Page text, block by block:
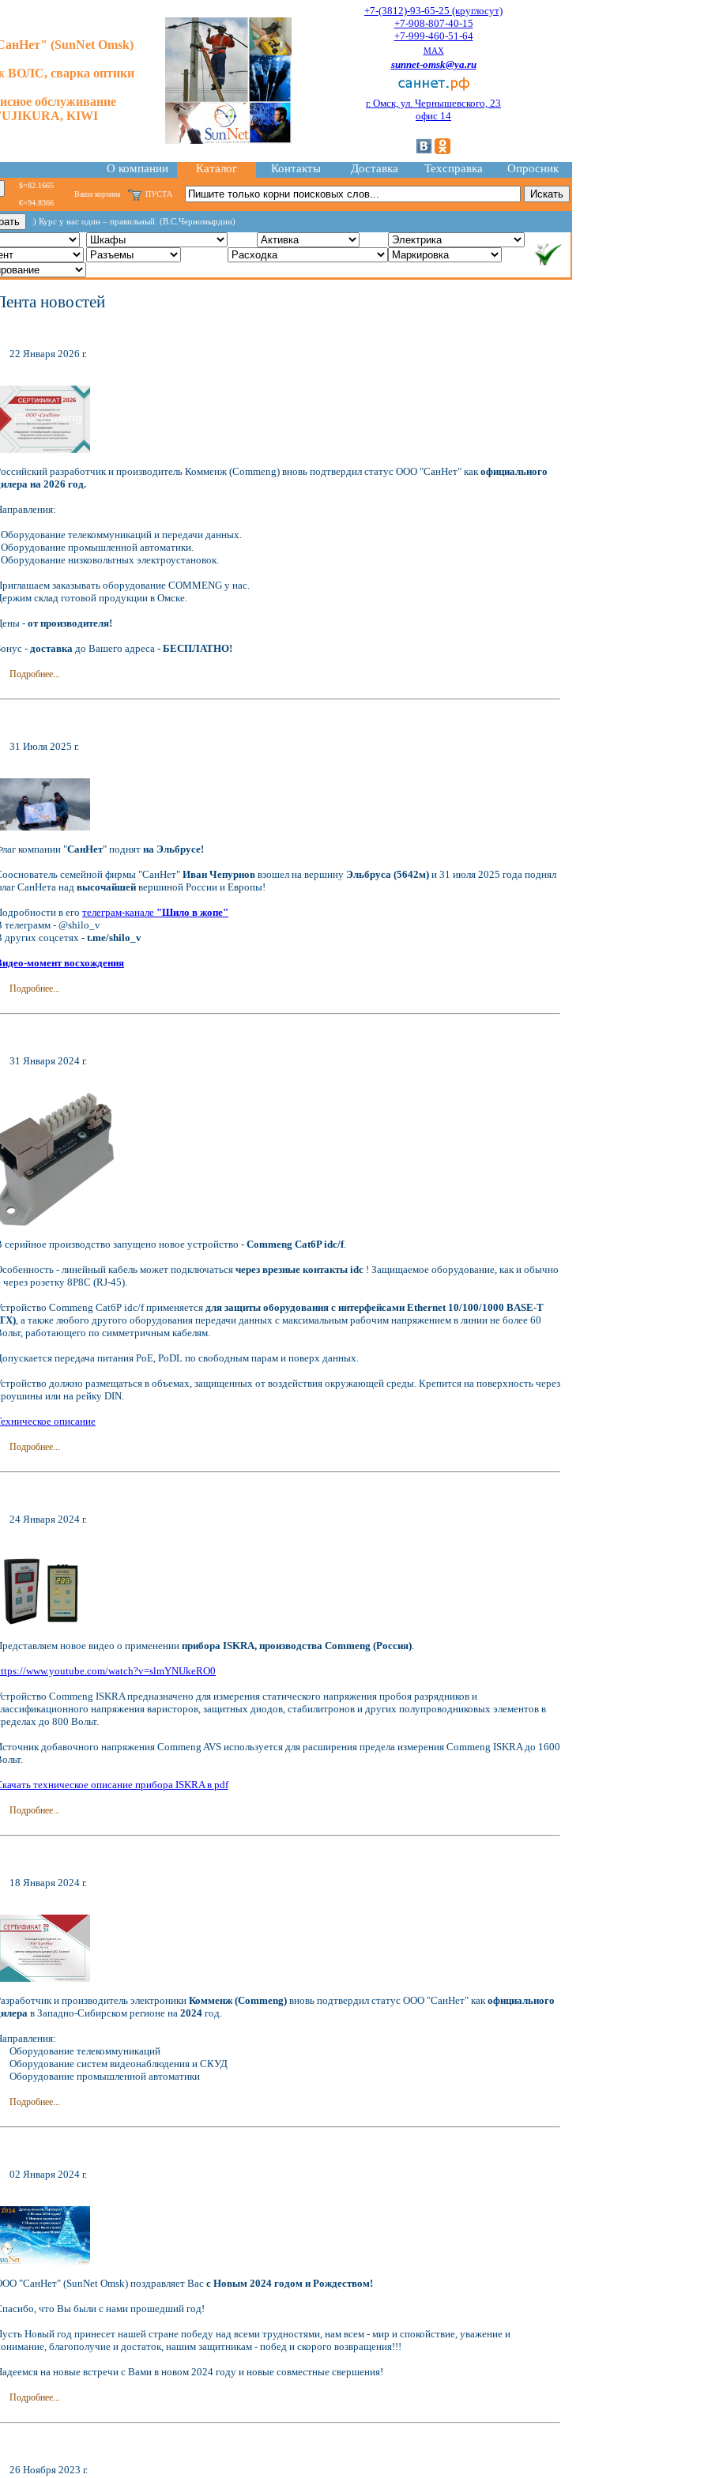
(SunNet Omsk)
ВОЛС, сварка оптики
обслуживание
KIWI
+7-(3812)-93-65-25 (круглосут)
+7-908-807-40-15
+7-999-460-51-64
MAX
sunnet-omsk@ya.ru
г. Омск, ул. Чернышевского, 23
офис 14
О компании Каталог Контакты Доставка Техсправка Опросник
$=82.1665
€=94.8366
Ваша корзина ПУСТА
:) Курс у нас один – правильный. (В.С.Черномырдин)
новостей
22 Января 2026 г.
разработчик и производитель Комменж (Commeng) вновь подтвердил статус ООО "СанНет" какофициального
на 2026 год.
телекоммуникаций и передачи данных.
промышленной автоматики.
низковольтных электроустановок.
заказывать оборудование COMMENG у нас.
склад готовой продукции в Омске.
- от производителя!
- доставка до Вашего адреса - БЕСПЛАТНО!
Подробнее...
31 Июля 2025 г.
компании "СанНет" поднят на Эльбрусе!
семейной фирмы "СанНет" Иван Чепурнов взошел на вершину Эльбруса (5642м) и 31 июля 2025 года поднял
СанНета над высочайшей вершиной России и Европы!
в его телеграм-канале "Шило в жопе"
телеграмм - @shilo_v
других соцсетях - t.me/shilo_v
момент восхождения
Подробнее...
31 Января 2024 г.
серийное производство запущено новое устройство - Commeng Cat6P idc/f.
- линейный кабель может подключаться через врезные контакты idc ! Защищаемое оборудование, как и обычно
через розетку 8P8C (RJ-45).
Commeng Cat6P idc/f применяется для защиты оборудования с интерфейсами Ethernet 10/100/1000 BASE-T
, а также любого другого оборудования передачи данных с максимальным рабочим напряжением в линии не более 60
работающего по симметричным кабелям.
передача питания PoE, PoDL по свободным парам и поверх данных.
должно размещаться в объемах, защищенных от воздействия окружающей среды. Крепится на поверхность через
или на рейку DIN.
описание
Подробнее...
24 Января 2024 г.
новое видео о применении прибора ISKRA, производства Commeng (Россия)
www.youtube.com/watch?v=slmYNUkeRO0
Commeng ISKRA предназначено для измерения статического напряжения пробоя разрядников и
напряжения варисторов, защитных диодов, стабилитронов и других полупроводниковых элементов в
до 800 Вольт.
добавочного напряжения Commeng AVS используется для расширения предела измерения Commeng ISKRA до 1600
техническое описание прибора ISKRA в pdf
Подробнее...
18 Января 2024 г.
и производитель электроники Комменж (Commeng) вновь подтвердил статус ООО "СанНет" какофициального
в Западно-Сибирском регионе на 2024 год.
Оборудование телекоммуникаций
Оборудование систем видеонаблюдения и СКУД
Оборудование промышленной автоматики
Подробнее...
02 Января 2024 г.
"СанНет" (SunNet Omsk) поздравляет Вас с Новым 2024 годом и Рождеством!
что Вы были с нами прошедший год!
Новый год принесет нашей стране победу над всеми трудностями, нам всем - мир и спокойствие, уважение и
благополучие и достаток, нашим защитникам - побед и скорого возвращения!!!
на новые встречи с Вами в новом 2024 году и новые совместные свершения!
Подробнее...
26 Ноября 2023 г.